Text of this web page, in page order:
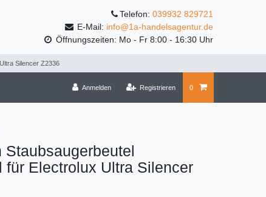
Telefon: 039932 829721
E-Mail: info@1a-handelsagentur.de
Öffnungszeiten: Mo - Fr 8:00 - 16:30 Uhr
Silencer Z2336
Anmelden Registrieren 0
Staubsaugerbeutel
für Electrolux Ultra Silencer